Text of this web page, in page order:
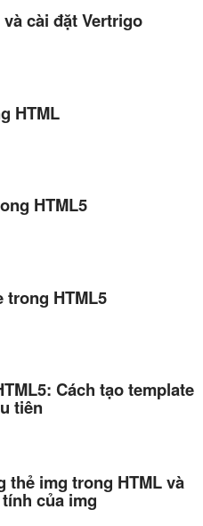
cài đặt Vertrigo
HTML
HTML5
trong HTML5
Cách tạo template
tiên
thẻ img trong HTML và
của img